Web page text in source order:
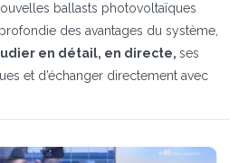
ballasts photovoltaïques
des avantages du système,
en détail, en directe, ses
et d’échanger directement avec